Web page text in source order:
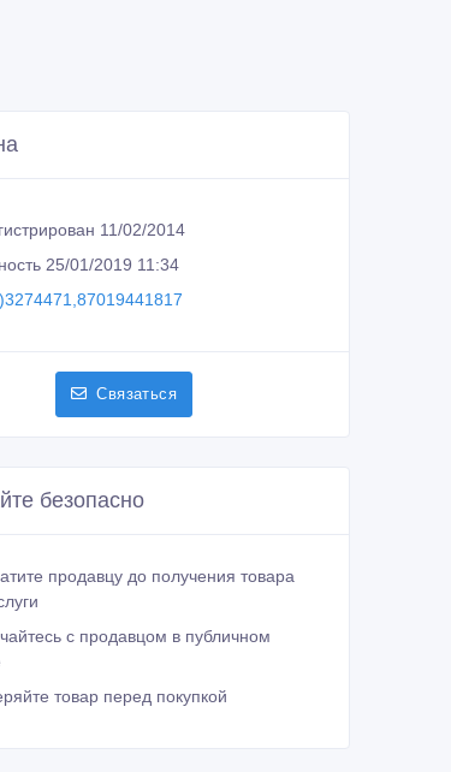
11/02/2014
25/01/2019 11:34
Связаться
безопасно
продавцу до получения товара
с продавцом в публичном
товар перед покупкой